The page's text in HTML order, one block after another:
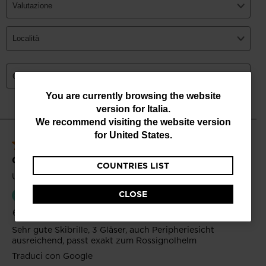
You
are
website
version
for
Italia .
We
You are currently browsing the website
version for Italia.
We recommend visiting the website version
for United States.
COUNTRIES LIST
CLOSE